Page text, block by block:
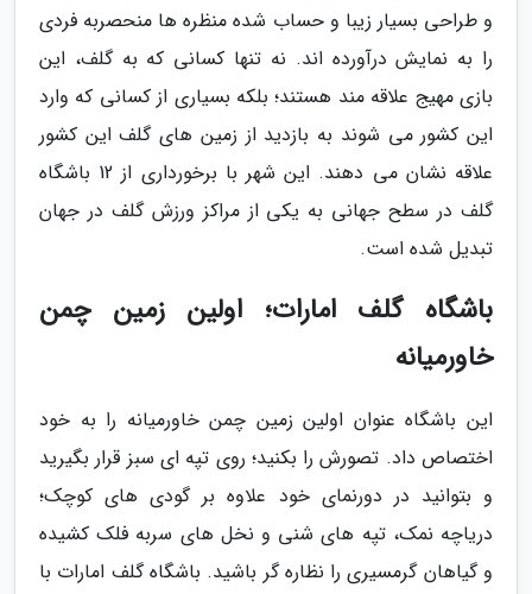
و طراحی بسیار زیبا و حساب شده منظره ها منحصربه فردی
را به نمایش درآورده اند. نه تنها کسانی که به گلف، این
بازی مهیج علاقه مند هستند؛ بلکه بسیاری از کسانی که وارد
این کشور می شوند به بازدید از زمین های گلف این کشور
علاقه نشان می دهند. این شهر با برخورداری از 12 باشگاه
گلف در سطح جهانی به یکی از مراکز ورزش گلف در جهان
تبدیل شده است.
باشگاه گلف امارات؛ اولین زمین چمن
خاورمیانه
این باشگاه عنوان اولین زمین چمن خاورمیانه را به خود
اختصاص داد. تصورش را بکنید؛ روی تپه ای سبز قرار بگیرید
و بتوانید در دورنمای خود علاوه بر گودی های کوچک؛
دریاچه نمک، تپه های شنی و نخل های سربه فلک کشیده
و گیاهان گرمسیری را نظاره گر باشید. باشگاه گلف امارات با